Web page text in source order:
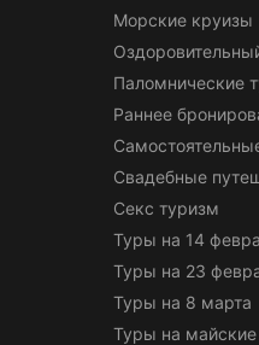
Морские круизы
Паломнические
Раннее
Свадебные
Секс туризм
Туры на 14
Туры на 23
Туры на 8 марта
Туры на